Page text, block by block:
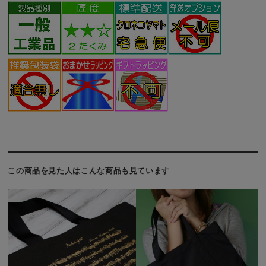
この商品を見た人はこんな商品も見ています